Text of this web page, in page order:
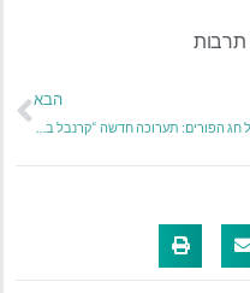
תרבות
הבא